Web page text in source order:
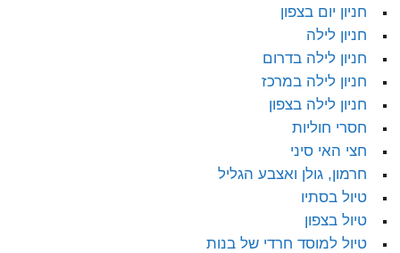
חניון יום בצפון
חניון לילה
חניון לילה בדרום
חניון לילה במרכז
חניון לילה בצפון
חסרי חוליות
חצי האי סיני
חרמון, גולן ואצבע הגליל
טיול בסתיו
טיול בצפון
טיול למוסד חרדי של בנות